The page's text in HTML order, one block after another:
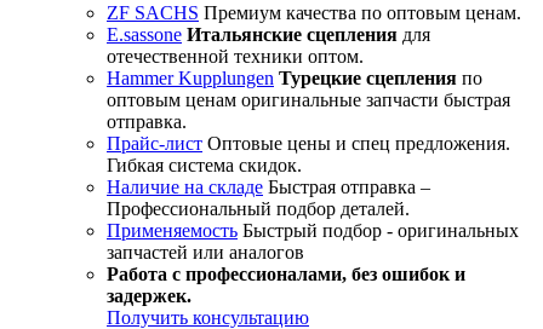
ZF SACHS Премиум качества по оптовым ценам.
E.sassone Итальянские сцепления для
отечественной техники оптом.
Hammer Kupplungen Турецкие сцепления по
оптовым ценам оригинальные запчасти быстрая
отправка.
Прайс-лист Оптовые цены и спец предложения.
Гибкая система скидок.
Наличие на складе Быстрая отправка –
Профессиональный подбор деталей.
Применяемость Быстрый подбор - оригинальных
запчастей или аналогов
Работа с профессионалами, без ошибок и
задержек.
Получить консультацию